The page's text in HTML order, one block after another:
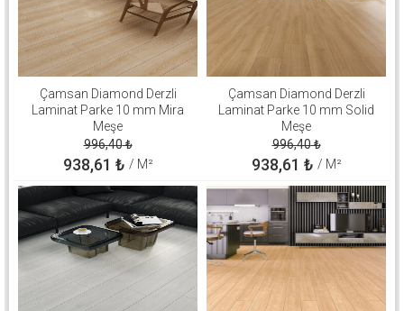
Çamsan Diamond Derzli
Laminat Parke 10 mm Mira
Meşe
996,40₺
938,61 ₺ / M²
Çamsan Diamond Derzli
Laminat Parke 10 mm Solid
Meşe
996,40₺
938,61 ₺ / M²